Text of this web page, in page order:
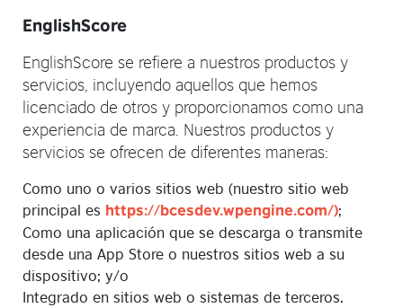
EnglishScore
EnglishScore se refiere a nuestros productos y
servicios, incluyendo aquellos que hemos
licenciado de otros y proporcionamos como una
experiencia de marca. Nuestros productos y
servicios se ofrecen de diferentes maneras:
Como uno o varios sitios web (nuestro sitio web
principal es https://bcesdev.wpengine.com/);
Como una aplicación que se descarga o transmite
desde una App Store o nuestros sitios web a su
dispositivo; y/o
Integrado en sitios web o sistemas de terceros.